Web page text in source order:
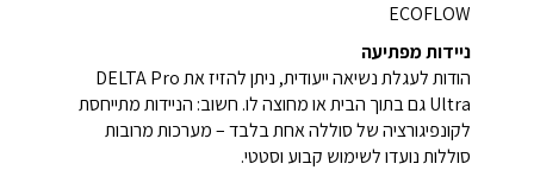
ניידות מפתיעה
הודות לעגלת נשיאה ייעודית, ניתן להזיז את DELTA Pro
Ultra גם בתוך הבית או מחוצה לו. חשוב: הניידות מתייחסת
לקונפיגורציה של סוללה אחת בלבד – מערכות מרובות
סוללות נועדו לשימוש קבוע וסטטי.